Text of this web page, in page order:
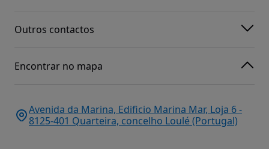
Outros contactos
Encontrar no mapa
Avenida da Marina, Edificio Marina Mar, Loja 6 -
8125-401 Quarteira, concelho Loulé (Portugal)